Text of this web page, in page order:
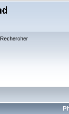
Rechercher